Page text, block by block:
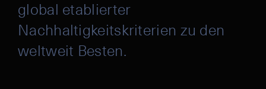
global etablierter
Nachhaltigkeitskriterien zu den
weltweit Besten.